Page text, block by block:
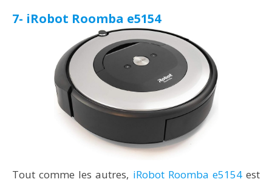
7- iRobot Roomba e5154
Tout comme les autres, iRobot Roomba e5154est